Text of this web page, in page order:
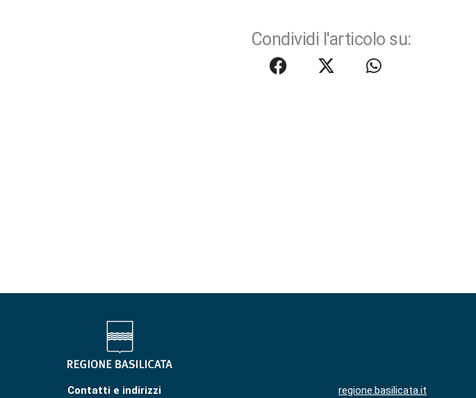
Condividi l'articolo su:
Contatti e indirizzi regione.basilicata.it